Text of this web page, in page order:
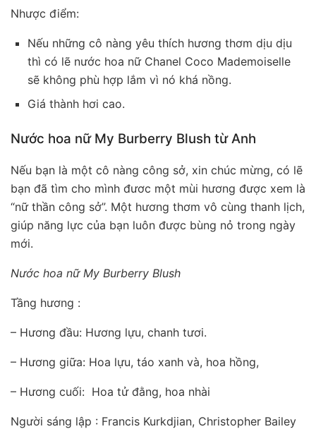
Nhược điểm:
Nếu những cô nàng yêu thích hương thơm dịu dịu
thì có lẽ nước hoa nữ Chanel Coco Mademoiselle
sẽ không phù hợp lắm vì nó khá nồng.
Giá thành hơi cao.
Nước hoa nữ My Burberry Blush từ Anh
Nếu bạn là một cô nàng công sở, xin chúc mừng, có lẽ
bạn đã tìm cho mình đươc một mùi hương được xem là
“nữ thần công sở”. Một hương thơm vô cùng thanh lịch,
giúp năng lực của bạn luôn được bùng nỏ trong ngày
mới.
Nước hoa nữ My Burberry Blush
Tầng hương :
– Hương đầu: Hương lựu, chanh tươi.
– Hương giữa: Hoa lựu, táo xanh và, hoa hồng,
– Hương cuối: Hoa tử đằng, hoa nhài
Người sáng lập : Francis Kurkdjian, Christopher Bailey